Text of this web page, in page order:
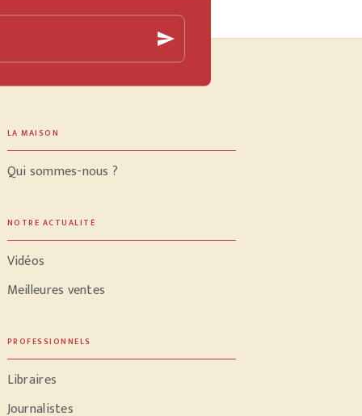
send
LA MAISON
Qui sommes-nous ?
NOTRE ACTUALITÉ
Vidéos
Meilleures ventes
PROFESSIONNELS
Libraires
Journalistes